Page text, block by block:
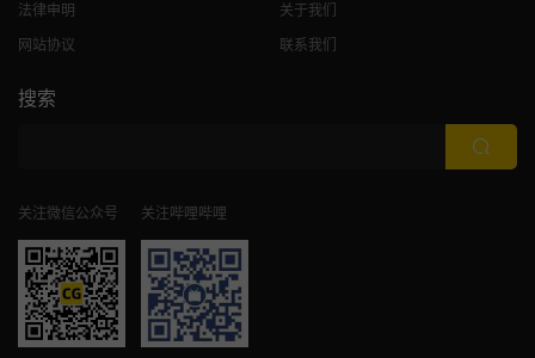
法律申明
网站协议
关于我们
联系我们
搜索
关注微信公众号 关注哔哩哔哩